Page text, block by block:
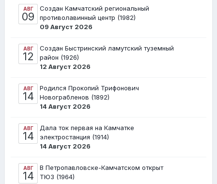
АВГ
09
Создан Камчатский региональный
противолавинный центр (1982)
09 Август 2026
АВГ
12
Создан Быстринский ламутский туземный
район (1926)
12 Август 2026
АВГ
14
Родился Прокопий Трифонович
Новограбленов (1892)
14 Август 2026
АВГ
14
Дала ток первая на Камчатке
электростанция (1914)
14 Август 2026
АВГ
14
В Петропавловске-Камчатском открыт
ТЮЗ (1964)